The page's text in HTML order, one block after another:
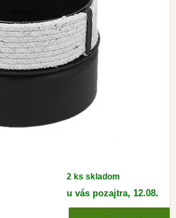
2 ks skladom
u vás pozajtra, 12.08.